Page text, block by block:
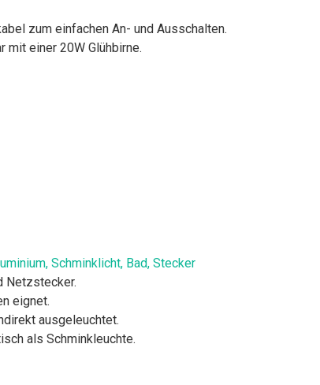
zum einfachen An- und Ausschalten.
einer 20W Glühbirne.
Schminklicht, Bad, Stecker
Netzstecker.
eignet.
ausgeleuchtet.
als Schminkleuchte.